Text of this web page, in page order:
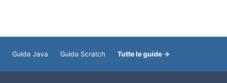
Guida Java Guida Scratch Tutte le guide →